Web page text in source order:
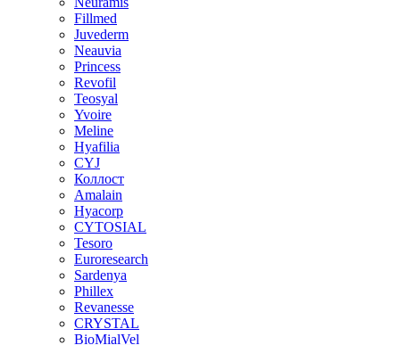
Fillmed
Juvederm
Neauvia
Princess
Revofil
Teosyal
Yvoire
Meline
Hyafilia
CYJ
Коллост
Amalain
Hyacorp
CYTOSIAL
Tesoro
Euroresearch
Sardenya
Phillex
Revanesse
CRYSTAL
BioMialVel